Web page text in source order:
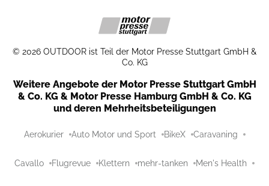
© 2026 OUTDOOR ist Teil der Motor Presse Stuttgart GmbH &
Co. KG
Weitere Angebote der Motor Presse Stuttgart GmbH
& Co. KG & Motor Presse Hamburg GmbH & Co. KG
und deren Mehrheitsbeteiligungen
Aerokurier Auto Motor und Sport BikeX Caravaning
Cavallo Flugrevue Klettern mehr-tanken Men's Health